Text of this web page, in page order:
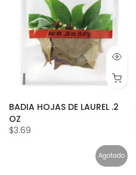
BADIA HOJAS DE LAUREL .2
OZ
$3.69
Agotado